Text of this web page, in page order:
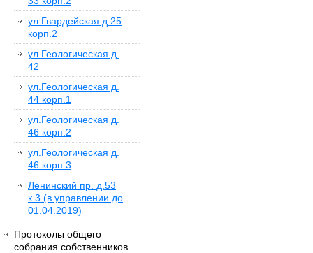
ул.Гвардейская д.25
корп.2
ул.Геологическая д.
42
ул.Геологическая д.
44 корп.1
ул.Геологическая д.
46 корп.2
ул.Геологическая д.
46 корп.3
Ленинский пр. д.53
к.3 (в управлении до
01.04.2019)
Протоколы общего
собрания собственников